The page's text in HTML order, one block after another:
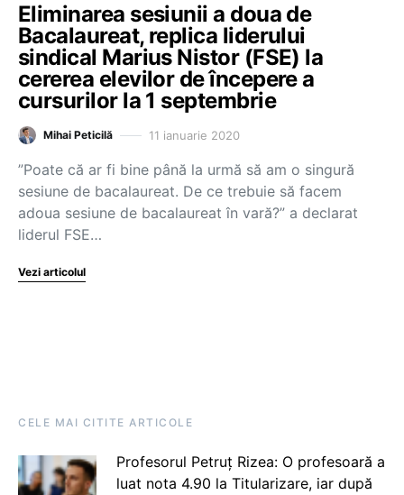
Eliminarea sesiunii a doua de
Bacalaureat, replica liderului
sindical Marius Nistor (FSE) la
cererea elevilor de începere a
cursurilor la 1 septembrie
Mihai Peticilă 11 ianuarie 2020
”Poate că ar fi bine până la urmă să am o singură
sesiune de bacalaureat. De ce trebuie să facem
adoua sesiune de bacalaureat în vară?” a declarat
liderul FSE…
Vezi articolul
CELE MAI CITITE ARTICOLE
Profesorul Petruț Rizea: O profesoară a
luat nota 4.90 la Titularizare, iar după